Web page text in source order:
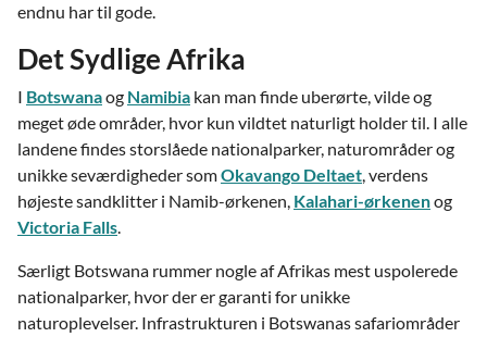
endnu har til gode.
Det Sydlige Afrika
I Botswanaog Namibia kan man finde uberørte, vilde og
meget øde områder, hvor kun vildtet naturligt holder til. I alle
landene findes storslåede nationalparker, naturområder og
unikke seværdigheder somOkavango Deltaet, verdens
højeste sandklitter i Namib-ørkenen, Kalahari-ørkenenog
Victoria Falls.
Særligt Botswana rummer nogle af Afrikas mest uspolerede
nationalparker, hvor der er garanti for unikke
naturoplevelser. Infrastrukturen i Botswanas safariområder